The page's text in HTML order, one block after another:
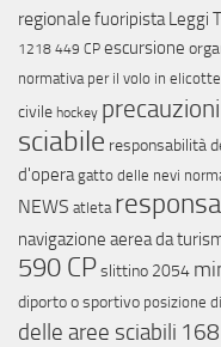
regionalefuoripista Leggi
1218 449 CP escursione
normativa per il volo in
civile hockey
sciabile responsabilità
d'opera gatto delle nevi
NEWS atleta
navigazione aerea da
590 CPslittino 2054
diporto o sportivo posizione
delle aree sciabili